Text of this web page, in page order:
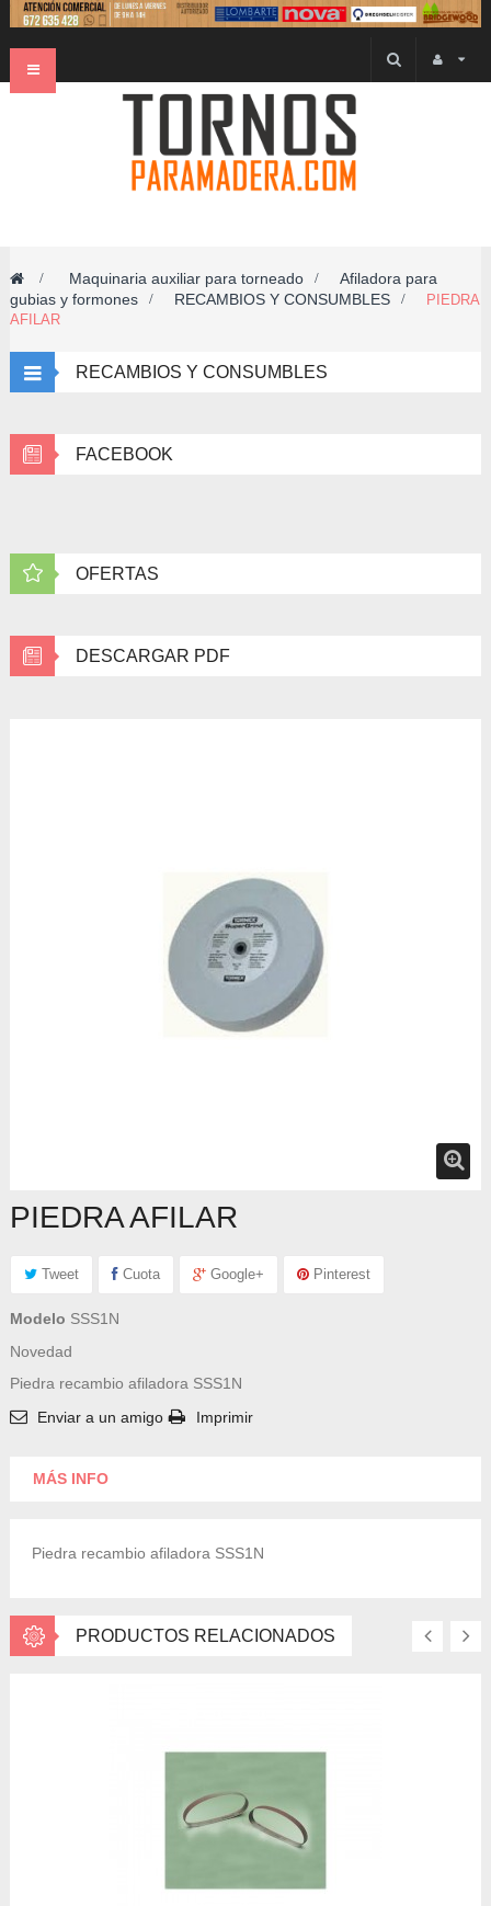
Navegación
> Maquinaria auxiliar para torneado >
Afiladora para
gubias y formones
> RECAMBIOS Y CONSUMBLES >
PIEDRA
AFILAR
RECAMBIOS Y CONSUMBLES
FACEBOOK
OFERTAS
DESCARGAR PDF
PIEDRA AFILAR
Tweet Cuota Google+ Pinterest
Modelo SSS1N
Novedad
Piedra recambio afiladora SSS1N
Enviar a un amigo
Imprimir
MÁS INFO
Piedra recambio afiladora SSS1N
PRODUCTOS RELACIONADOS